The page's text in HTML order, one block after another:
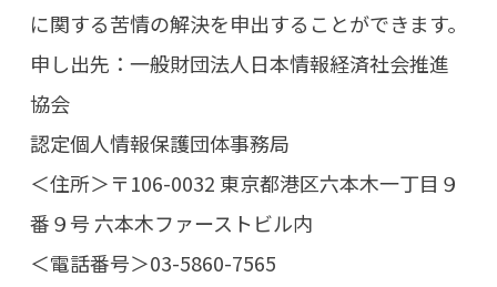
に関する苦情の解決を申出することができます。
申し出先：一般財団法人日本情報経済社会推進
協会
認定個人情報保護団体事務局
＜住所＞〒106-0032 東京都港区六本木一丁目９
番９号 六本木ファーストビル内
＜電話番号＞03-5860-7565